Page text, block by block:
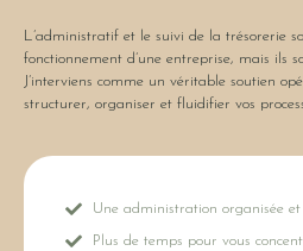
L’administratif et le suivi de la trésorerie
fonctionnement d’une entreprise, mais ils
J’interviens comme un véritable soutien
structurer, organiser et fluidifier vos
Une administration organisée
Plus de temps pour vous